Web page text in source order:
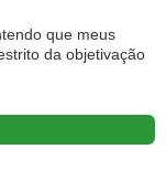
que meus
da objetivação